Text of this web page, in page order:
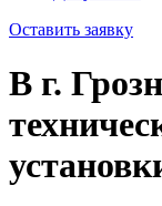
Оставить заявку
В г.